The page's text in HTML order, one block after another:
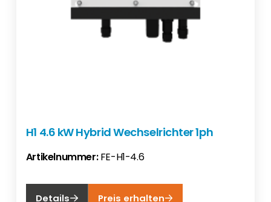
H1 4.6 kW Hybrid Wechselrichter 1ph
Artikelnummer:FE-H1-4.6
Details Preis erhalten